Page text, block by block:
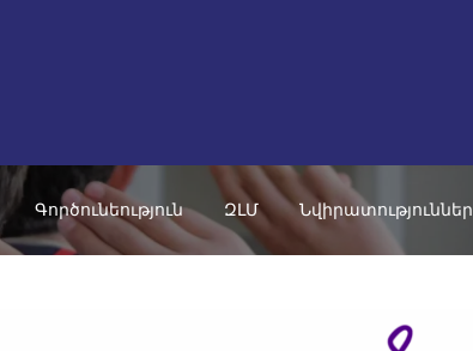
Գործունեություն ԶԼՄ Նվիրատություններ